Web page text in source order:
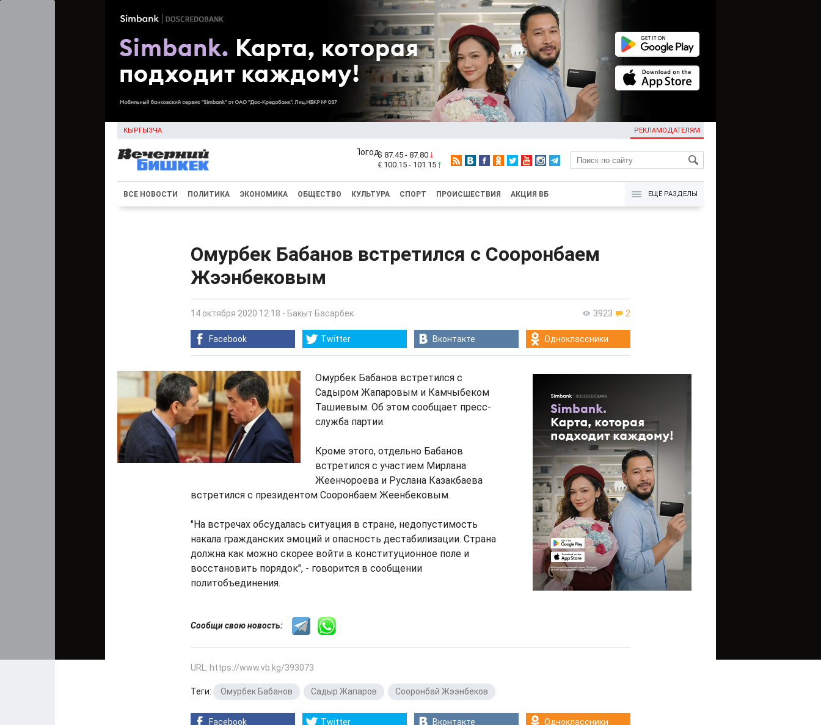
КЫРГЫЗЧА РЕКЛАМОДАТЕЛЯМ
KG
$ 87.45 - 87.80
€ 100.15 - 101.15
ВСЕ НОВОСТИ ПОЛИТИКА ЭКОНОМИКА ОБЩЕСТВО КУЛЬТУРА СПОРТ ПРОИСШЕСТВИЯ АКЦИЯ ВБ ЕЩЁ РАЗДЕЛЫ
Омурбек Бабанов встретился с Сооронбаем
Жээнбековым
3923 2
14 октября 2020 12:18 - Бакыт Басарбек
Facebook Twitter Вконтакте Одноклассники
Омурбек Бабанов встретился с
Садыром Жапаровым и Камчыбеком
Ташиевым. Об этом сообщает пресс-
служба партии.
Кроме этого, отдельно Бабанов
встретился с участием Мирлана
Жеенчороева и Руслана Казакбаева
встретился с президентом Сооронбаем Жеенбековым.
"На встречах обсудалась ситуация в стране, недопустимость
накала гражданских эмоций и опасность дестабилизации. Страна
должна как можно скорее войти в конституционное поле и
восстановить порядок", - говорится в сообщении
политобъединения.
Сообщи свою новость:
URL: https://www.vb.kg/393073
Теги: Омурбек Бабанов Садыр Жапаров Сооронбай Жээнбеков
Facebook Twitter Вконтакте Одноклассники